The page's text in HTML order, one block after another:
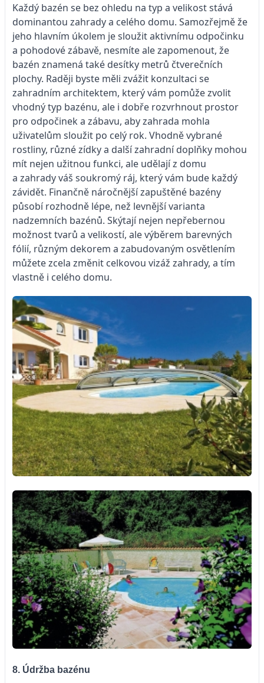
Každý bazén se bez ohledu na typ a velikost stává
dominantou zahrady a celého domu. Samozřejmě že
jeho hlavním úkolem je sloužit aktivnímu odpočinku
a pohodové zábavě, nesmíte ale zapomenout, že
bazén znamená také desítky metrů čtverečních
plochy. Raději byste měli zvážit konzultaci se
zahradním architektem, který vám pomůže zvolit
vhodný typ bazénu, ale i dobře rozvrhnout prostor
pro odpočinek a zábavu, aby zahrada mohla
uživatelům sloužit po celý rok. Vhodně vybrané
rostliny, různé zídky a další zahradní doplňky mohou
mít nejen užitnou funkci, ale udělají z domu
a zahrady váš soukromý ráj, který vám bude každý
závidět. Finančně náročnější zapuštěné bazény
působí rozhodně lépe, než levnější varianta
nadzemních bazénů. Skýtají nejen nepřebernou
možnost tvarů a velikostí, ale výběrem barevných
fólií, různým dekorem a zabudovaným osvětlením
můžete zcela změnit celkovou vizáž zahrady, a tím
vlastně i celého domu.
8. Údržba bazénu